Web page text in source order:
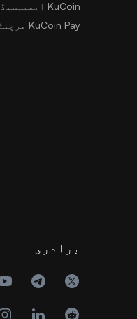
KuCoin ایمبیسیڈر پروگرام
KuCoin Pay مرچنٹس
برادری